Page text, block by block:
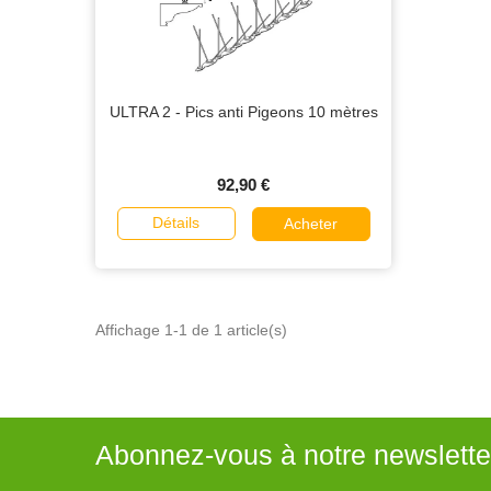
ULTRA 2 - Pics anti Pigeons 10 mètres
92,90 €
Détails Acheter
Affichage 1-1 de 1 article(s)
Abonnez-vous à notre